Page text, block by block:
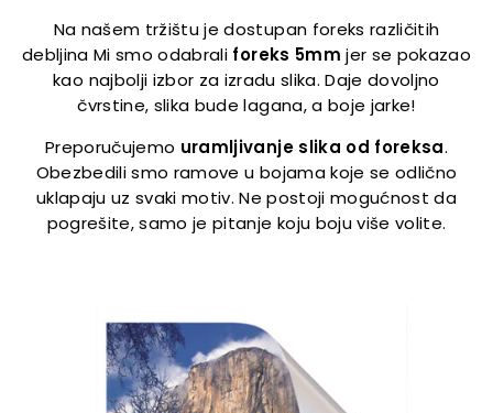
Na našem tržištu je dostupan foreks različitih
debljina Mi smo odabrali foreks 5mm jer se pokazao
kao najbolji izbor za izradu slika. Daje dovoljno
čvrstine, slika bude lagana, a boje jarke!
Preporučujemo uramljivanje slika od foreksa.
Obezbedili smo ramove u bojama koje se odlično
uklapaju uz svaki motiv. Ne postoji mogućnost da
pogrešite, samo je pitanje koju boju više volite.